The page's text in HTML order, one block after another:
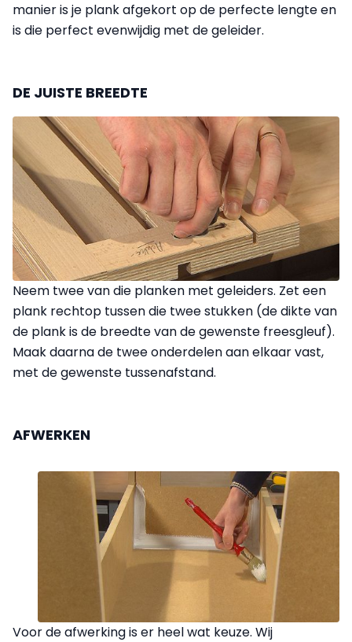
manier is je plank afgekort op de perfecte lengte en
is die perfect evenwijdig met de geleider.
DE JUISTE BREEDTE
Neem twee van die planken met geleiders. Zet een
plank rechtop tussen die twee stukken (de dikte van
de plank is de breedte van de gewenste freesgleuf).
Maak daarna de twee onderdelen aan elkaar vast,
met de gewenste tussenafstand.
AFWERKEN
Voor de afwerking is er heel wat keuze. Wij